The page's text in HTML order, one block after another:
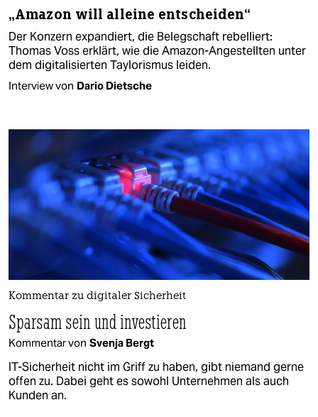
„Amazon will alleine entscheiden“
Der Konzern expandiert, die Belegschaft rebelliert:
Thomas Voss erklärt, wie die Amazon-Angestellten unter
dem digitalisierten Taylorismus leiden.
Interview von Dario Dietsche
Kommentar zu digitaler Sicherheit
Sparsam sein und investieren
Kommentar von Svenja Bergt
IT-Sicherheit nicht im Griff zu haben, gibt niemand gerne
offen zu. Dabei geht es sowohl Unternehmen als auch
Kunden an.